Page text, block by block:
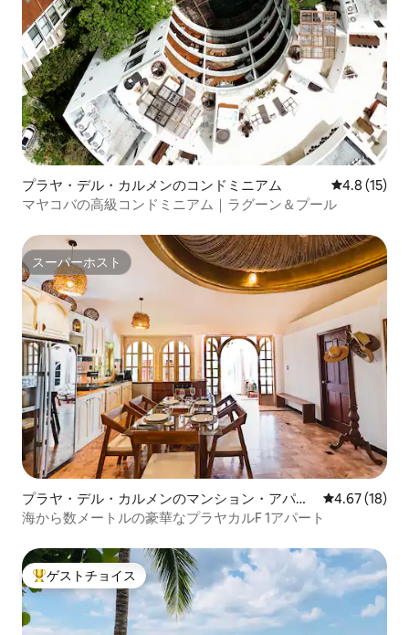
プラヤ・デル・カルメンのコンドミニアム レビュー15
4.8 (15)
マヤコバの高級コンドミニアム｜ラグーン＆プール
スーパーホスト
スーパーホスト
プラヤ・デル・カルメンのマンション・アパー
ト
レビュー18
4.67 (18)
海から数メートルの豪華なプラヤカルF 1アパート
大好評のゲストチョイスです。
ゲストチョイス